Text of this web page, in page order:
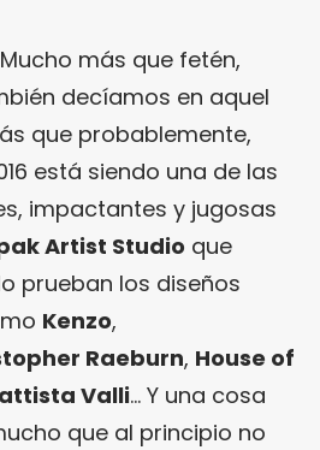
más que fetén,
decíamos en aquel
que probablemente,
está siendo una de las
impactantes y jugosas
Artist Studio que
prueban los diseños
Kenzo,
Raeburn, House of
Valli… Y una cosa
que al principio no